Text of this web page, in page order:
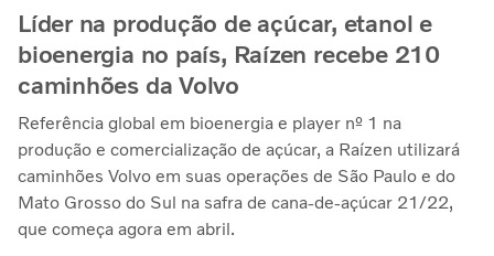
Líder na produção de açúcar, etanol e
bioenergia no país, Raízen recebe 210
caminhões da Volvo
Referência global em bioenergia e player nº 1 na
produção e comercialização de açúcar, a Raízen utilizará
caminhões Volvo em suas operações de São Paulo e do
Mato Grosso do Sul na safra de cana-de-açúcar 21/22,
que começa agora em abril.